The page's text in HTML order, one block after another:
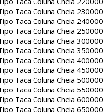
Taca Coluna Cheia 230000
Taca Coluna Cheia 240000
Taca Coluna Cheia 250000
Taca Coluna Cheia 300000
Taca Coluna Cheia 350000
Taca Coluna Cheia 400000
Taca Coluna Cheia 450000
Taca Coluna Cheia 500000
Taca Coluna Cheia 550000
Taca Coluna Cheia 600000
Taca Coluna Cheia 650000